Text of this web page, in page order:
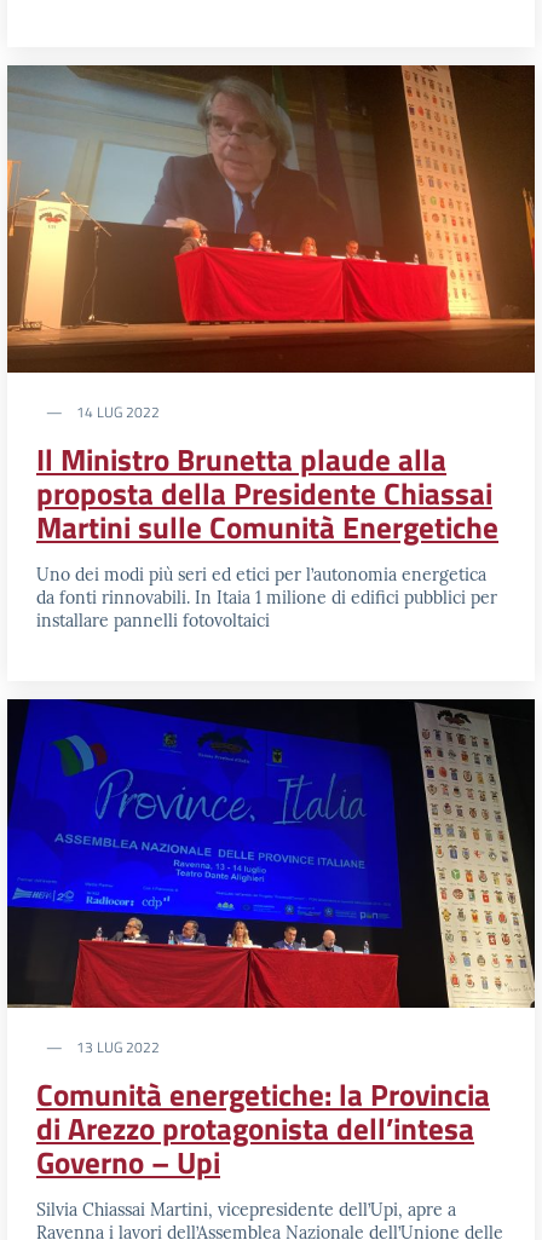
14 LUG 2022
Il Ministro Brunetta plaude alla
proposta della Presidente Chiassai
Martini sulle Comunità Energetiche
Uno dei modi più seri ed etici per l’autonomia energetica
da fonti rinnovabili. In Itaia 1 milione di edifici pubblici per
installare pannelli fotovoltaici
13 LUG 2022
Comunità energetiche: la Provincia
di Arezzo protagonista dell’intesa
Governo – Upi
Silvia Chiassai Martini, vicepresidente dell’Upi, apre a
Ravenna i lavori dell’Assemblea Nazionale dell’Unione delle